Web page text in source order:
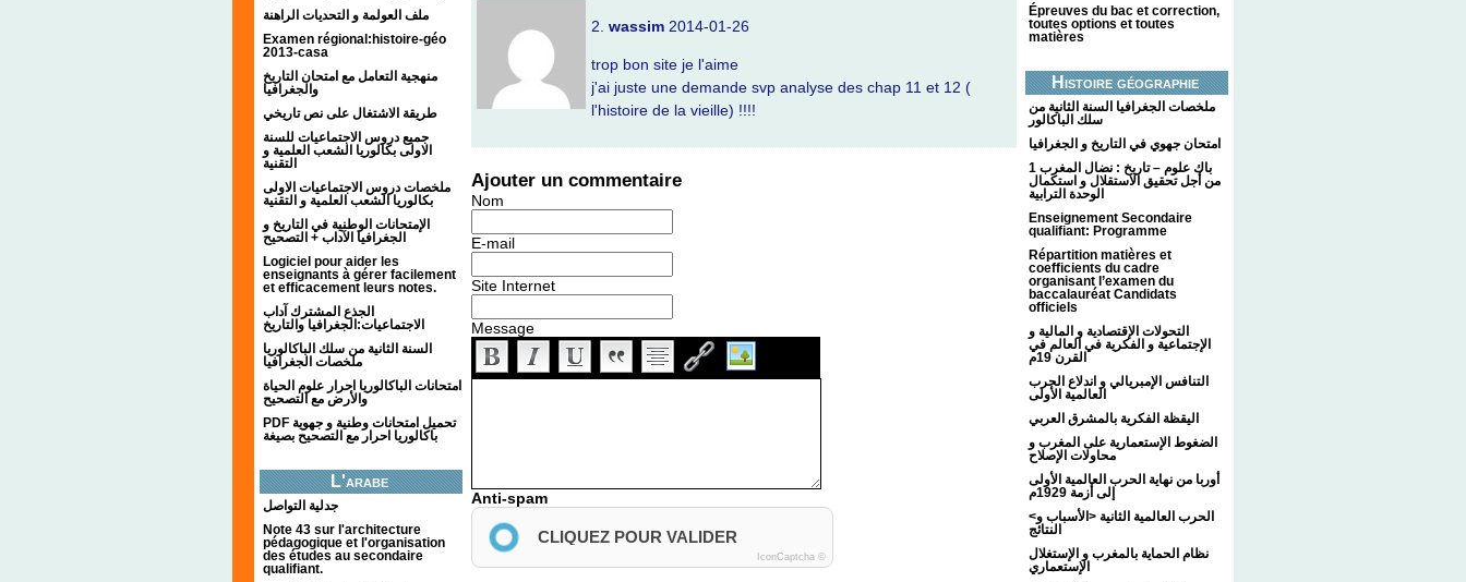
ملف العولمة و التحديات الراهنة
Examen régional:histoire-géo
2013-casa
منهجية التعامل مع امتحان التاريخ
والجغرافيا
طريقة الاشتغال على نص تاريخي
جميع دروس الاجتماعيات للسنة
الاولى بكالوريا الشعب العلمية و
التقنية
ملخصات دروس الاجتماعيات الاولى
بكالوريا الشعب العلمية و التقنية
الإمتحانات الوطنية في التاريخ و
الجغرافيا الآداب + التصحيح
Logiciel pour aider les
enseignants à gérer facilement
et efficacement leurs notes.
الجذع المشترك آداب
الاجتماعيات:الجغرافيا والتاريخ
السنة الثانية من سلك الباكالوريا
ملخصات الجغرافيا
امتحانات الباكالوريا احرار علوم الحياة
والأرض مع التصحيح
PDF تحميل امتحانات وطنية و جهوية
باكالوريا احرار مع التصحيح بصيغة
L'arabe
جدلية التواصل
Note 43 sur l'architecture
pédagogique et l'organisation
des études au secondaire
qualifiant.
Épreuves du bac et correction,
toutes options et toutes
matières
Histoire géographie
ملخصات الجغرافيا السنة الثانية من
سلك الباكالور
امتحان جهوي في التاريخ و الجغرافيا
1 باك علوم – تاريخ : نضال المغرب
من أجل تحقيق الاستقلال و استكمال
الوحدة الترابية
Enseignement Secondaire
qualifiant: Programme
Répartition matières et
coefficients du cadre
organisant l’examen du
baccalauréat Candidats
officiels
التحولات الإقتصادية و المالية و
الإجتماعية و الفكرية في العالم في
القرن 19م
التنافس الإمبريالي و اندلاع الحرب
العالمية الأولى
اليقظة الفكرية بالمشرق العربي
الضغوط الإستعمارية على المغرب و
محاولات الإصلاح
أوربا من نهاية الحرب العالمية الأولى
إلى أزمة 1929م
<الحرب العالمية الثانية <الأسباب و
النتائج
نظام الحماية بالمغرب و الإستغلال
الإستعماري
2. wassim 2014-01-26
trop bon site je l'aime
j'ai juste une demande svp analyse des chap 11 et 12 (
l'histoire de la vieille) !!!!
Ajouter un commentaire
Nom
E-mail
Site Internet
Message
Anti-spam
CLIQUEZ POUR VALIDER
IconCaptcha ©